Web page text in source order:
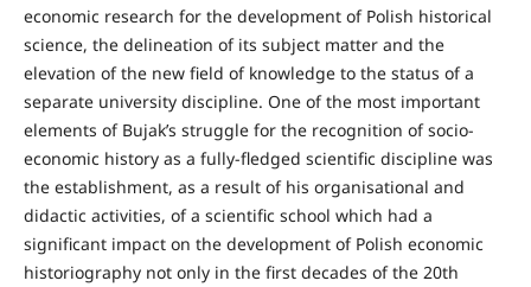
economic research for the development of Polish historical
science, the delineation of its subject matter and the
elevation of the new field of knowledge to the status of a
separate university discipline. One of the most important
elements of Bujak’s struggle for the recognition of socio-
economic history as a fully-fledged scientific discipline was
the establishment, as a result of his organisational and
didactic activities, of a scientific school which had a
significant impact on the development of Polish economic
historiography not only in the first decades of the 20th